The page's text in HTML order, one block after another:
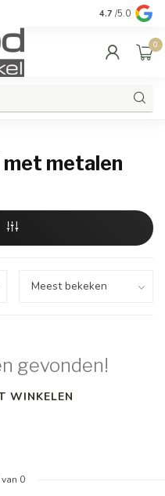
Kwaliteit &
4.7 /5.0
0
metalen
gevonden!
WINKELEN
van 0